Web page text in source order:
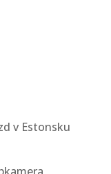
v Estonsku